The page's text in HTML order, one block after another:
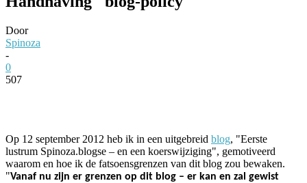
Door
Spinoza
-
0
507
Op 12 september 2012 heb ik in een uitgebreid blog, "Eerste
lustrum Spinoza.blogse – en een koerswijziging", gemotiveerd
waarom en hoe ik de fatsoensgrenzen van dit blog zou bewaken.
"Vanaf nu zijn er grenzen op dit blog – er kan en zal gewist